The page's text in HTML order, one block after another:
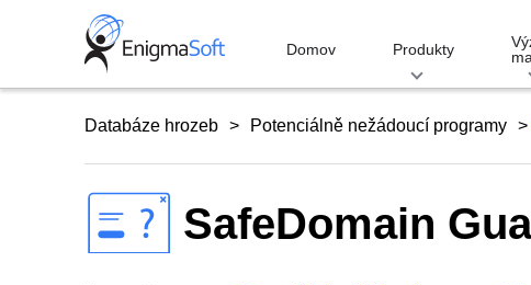
Domov Produkty
Databáze hrozeb Potenciálně nežádoucí programy
SafeDomain